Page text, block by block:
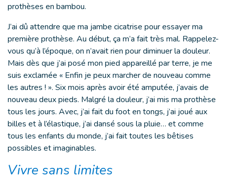
prothèses en bambou.
J’ai dû attendre que ma jambe cicatrise pour essayer ma
première prothèse. Au début, ça m’a fait très mal. Rappelez-
vous qu’à l’époque, on n’avait rien pour diminuer la douleur.
Mais dès que j’ai posé mon pied appareillé par terre, je me
suis exclamée « Enfin je peux marcher de nouveau comme
les autres ! ». Six mois après avoir été amputée, j’avais de
nouveau deux pieds. Malgré la douleur, j’ai mis ma prothèse
tous les jours. Avec, j’ai fait du foot en tongs, j’ai joué aux
billes et à l’élastique, j’ai dansé sous la pluie… et comme
tous les enfants du monde, j’ai fait toutes les bêtises
possibles et imaginables.
Vivre sans limites